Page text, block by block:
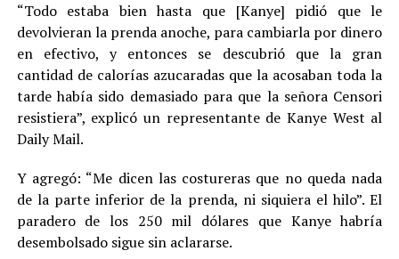
“Todo estaba bien hasta que [Kanye] pidió que le
devolvieran la prenda anoche, para cambiarla por dinero
en efectivo, y entonces se descubrió que la gran
cantidad de calorías azucaradas que la acosaban toda la
tarde había sido demasiado para que la señora Censori
resistiera”, explicó un representante de Kanye West al
Daily Mail.
Y agregó: “Me dicen las costureras que no queda nada
de la parte inferior de la prenda, ni siquiera el hilo”. El
paradero de los 250 mil dólares que Kanye habría
desembolsado sigue sin aclararse.